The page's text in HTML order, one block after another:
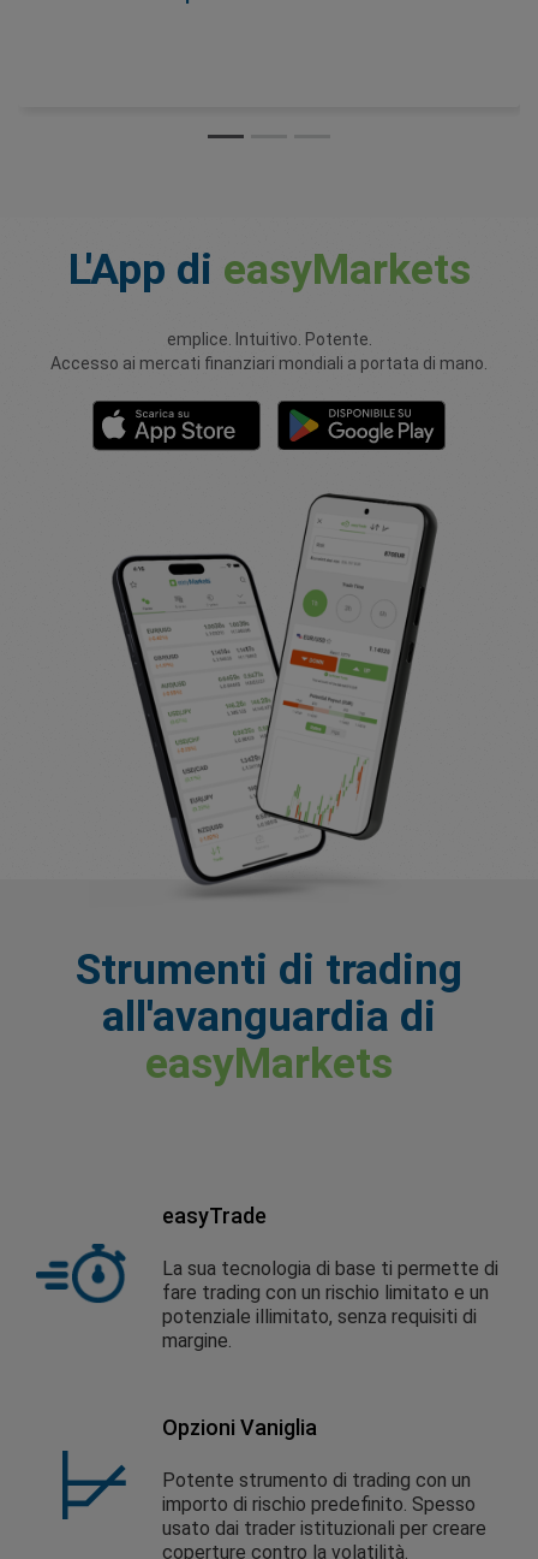
L'App di easyMarkets
emplice. Intuitivo. Potente.
Accesso ai mercati finanziari mondiali a portata di mano.
Strumenti di trading
all'avanguardia di
easyMarkets
easyTrade
La sua tecnologia di base ti permette di
fare trading con un rischio limitato e un
potenziale illimitato, senza requisiti di
margine.
Opzioni Vaniglia
Potente strumento di trading con un
importo di rischio predefinito. Spesso
usato dai trader istituzionali per creare
coperture contro la volatilità.